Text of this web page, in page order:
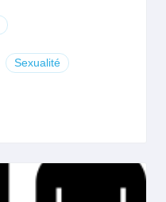
Sexualité